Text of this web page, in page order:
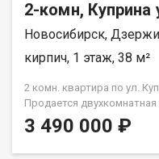
2-комн, Куприна
Новосибирск,
кирпич, 1 этаж, 38 м²
2 комн. квартира по ул.
Продается
Дом находится в хорошем
инфраструктурой. В
3 490 000 ₽